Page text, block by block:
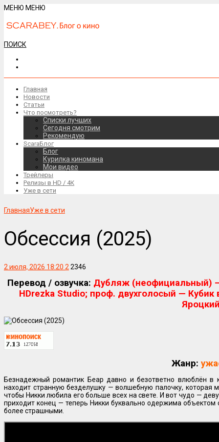
МЕНЮ МЕНЮ
ПОИСК
Главная
Новости
Статьи
Что посмотреть?
Списки лучших
Сегодня смотрим
Рекомендую
ScaraБлог
Блог
Курилка киномана
Мои видео
Трейлеры
Релизы в HD / 4К
Уже в сети
ГлавнаяУже в сети
Обсессия (2025)
2 июля, 2026 18:20 22346
Перевод / озвучка: Дубляж (неофициальный)
HDrezka Studio; проф. двухголосый —
Жанр:
Безнадежный романтик Беар давно и безответно влюблён в
находит странную безделушку — волшебную палочку, которая
чтобы Никки любила его больше всех на свете. И вот чудо —
приходит конец — теперь Никки буквально одержима объектом
более страшными.